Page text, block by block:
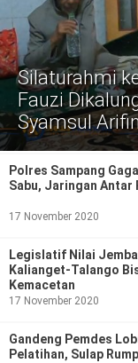
Politik
Gaya Hidup
Kesehatan Kuliner
Otomotif
Iptek
Pendidikan
Teknologi
SosBud
Sosial Budaya
Silaturahmi
Fauzi
Syamsul
Polres Sampang
Sabu, Jaringan Antar
17 November 2020
Legislatif Nilai
Kalianget-Talango
Kemacetan
17 November 2020
Gandeng Pemdes
Pelatihan, Sulap